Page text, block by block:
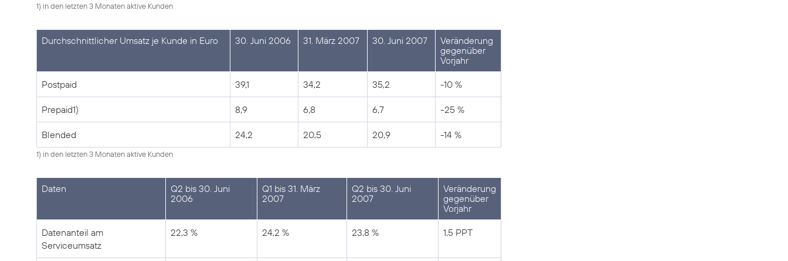
1) in den letzten 3 Monaten aktive Kunden
Durchschnittlicher Umsatz je Kunde in Euro 30. Juni 2006 31. März 2007 30. Juni 2007
Veränderung
gegenüber
Vorjahr
Postpaid 39,1 34,2 35,2 -10 %
Prepaid1) 8,9 6,8 6,7 -25 %
Blended 24,2 20,5 20,9 -14 %
1) in den letzten 3 Monaten aktive Kunden
Daten
Q2 bis 30. Juni
2006
Q1 bis 31. März
2007
Q2 bis 30. Juni
2007
Veränderung
gegenüber
Vorjahr
Datenanteil am
Serviceumsatz
22,3 % 24,2 % 23,8 % 1,5 PPT